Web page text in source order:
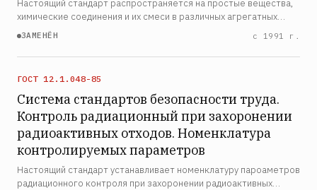
Настоящий стандарт распространяется на простые вещества,
химические соединения и их смеси в различных агрегатных
состояниях и комбинациях, в том числе полимерные и
…
ЗАМЕНЁН с 1991 г.
ГОСТ 12.1.048-85
Система стандартов безопасности труда.
Контроль радиационный при захоронении
радиоактивных отходов. Номенклатура
контролируемых параметров
Настоящий стандарт устанавливает номенклатуру пароаметров
радиационного контроля при захоронении радиоактивных